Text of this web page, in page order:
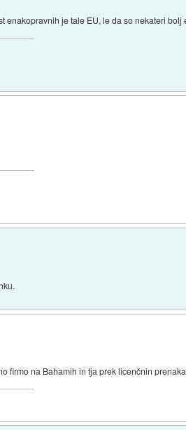
enakopravnih je tale EU, le da so nekateri bolj
firmo na Bahamih in tja prek licenčnin